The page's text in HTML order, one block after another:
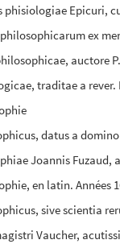
phisiologiae Epicuri,
ex
auctore
traditae a
datus a
Joannis Fuzaud,
en latin. Années
sive scientia
Vaucher,